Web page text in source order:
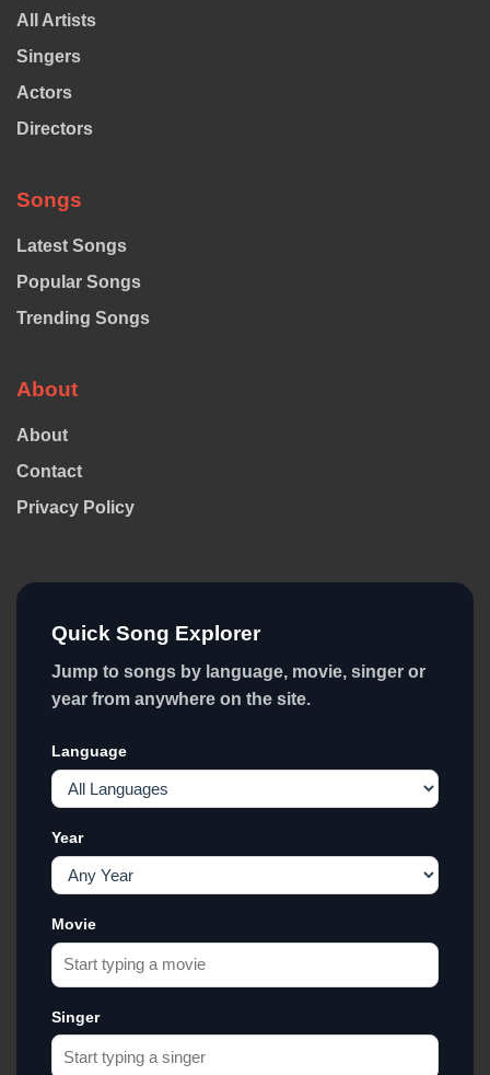
All Artists
Singers
Actors
Directors
Songs
Latest Songs
Popular Songs
Trending Songs
About
About
Contact
Privacy Policy
Quick Song Explorer
Jump to songs by language, movie, singer or
year from anywhere on the site.
Language
Year
Movie
Singer